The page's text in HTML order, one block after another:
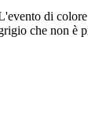
di
che non è